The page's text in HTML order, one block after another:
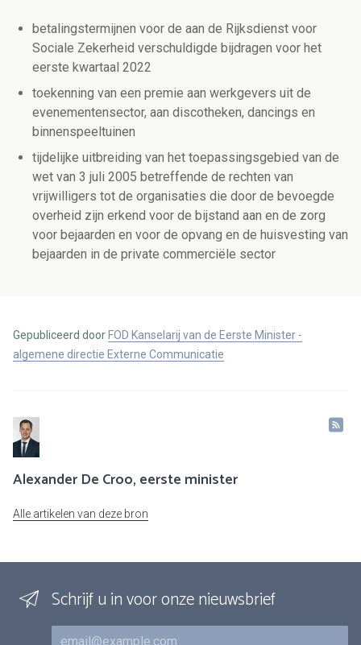
betalingstermijnen voor de aan de Rijksdienst voor
Sociale Zekerheid verschuldigde bijdragen voor het
eerste kwartaal 2022
toekenning van een premie aan werkgevers uit de
evenementensector, aan discotheken, dancings en
binnenspeeltuinen
tijdelijke uitbreiding van het toepassingsgebied van de
wet van 3 juli 2005 betreffende de rechten van
vrijwilligers tot de organisaties die door de bevoegde
overheid zijn erkend voor de bijstand aan en de zorg
voor bejaarden en voor de opvang en de huisvesting van
bejaarden in de private commerciële sector
Gepubliceerd door FOD Kanselarij van de Eerste Minister -
algemene directie Externe Communicatie
Alexander De Croo, eerste minister
Alle artikelen van deze bron
Schrijf u in voor onze nieuwsbrief
E-mail